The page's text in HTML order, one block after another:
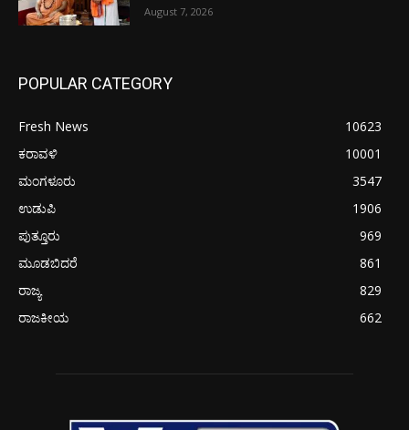
August 7, 2026
POPULAR CATEGORY
Fresh News
10623
ಕರಾವಳಿ
10001
ಮಂಗಳೂರು
3547
ಉಡುಪಿ
1906
ಪುತ್ತೂರು
969
ಮೂಡಬಿದರೆ
861
ರಾಜ್ಯ
829
ರಾಜಕೀಯ
662